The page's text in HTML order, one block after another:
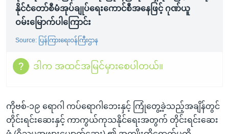
နိုင်ငံတော်စီမံအုပ်ချုပ်ရေးကောင်စီအနေဖြင့် ဂုဏ်ယူ
ဝမ်းမြောက်ပါကြောင်း
Source: ပြန်ကြားရေးဝန်ကြီးဌာန
ဒါက အထင်အမြင်မှားစေပါတယ်။
ကိုဗစ်-၁၉ ရောဂါ ကပ်ရောဂါဘေးနှင့် ကြုံတွေ့ခဲ့သည့်အချိန်တွင်
တိုင်းရင်းဆေးနှင့် ကာကွယ်ကုသနိုင်ရေးအတွက် တိုင်းရင်းဆေး